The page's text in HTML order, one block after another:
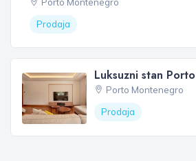
Prodaja
Luksuzni stan
Porto Montenegro
Prodaja